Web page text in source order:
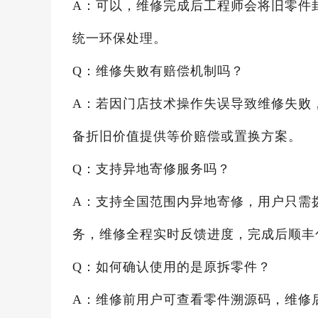
A：可以，维修完成后工程师会将旧零
统一环保处理。
Q：维修失败有赔偿机制吗？
A：若因门店技术操作失误导致维修失
备折旧价值提供等价赔偿或置换方案。
Q：支持异地寄修服务吗？
A：支持全国范围内异地寄修，用户只需
务，维修全程实时反馈进度，完成后顺
Q：如何确认使用的是原拆零件？
A：维修前用户可查看零件溯源码，维